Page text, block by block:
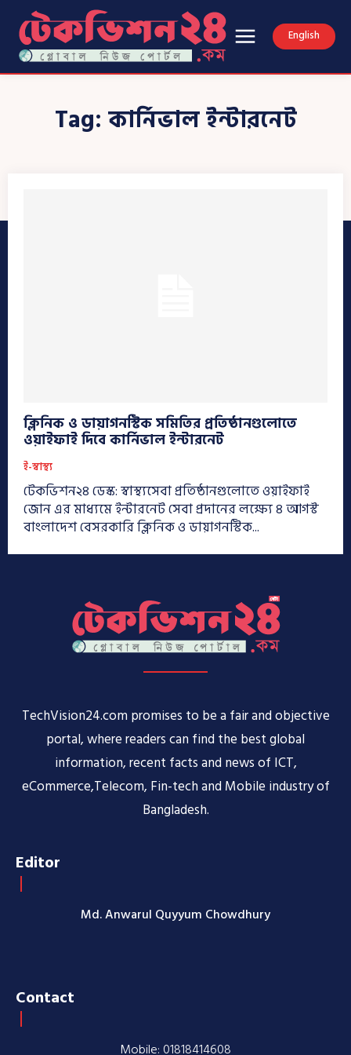
English
Tag: কার্নিভাল ইন্টারনেট
ক্লিনিক ও ডায়াগনস্টিক সমিতির প্রতিষ্ঠানগুলোতে
ওয়াইফাই দিবে কার্নিভাল ইন্টারনেট
ই-স্বাস্থ্য
টেকভিশন২৪ ডেস্ক: স্বাস্থ্যসেবা প্রতিষ্ঠানগুলোতে ওয়াইফাই
জোন এর মাধ্যমে ইন্টারনেট সেবা প্রদানের লক্ষ্যে ৪ আগস্ট
বাংলাদেশ বেসরকারি ক্লিনিক ও ডায়াগনস্টিক...
TechVision24.com promises to be a fair and objective
portal, where readers can find the best global
information, recent facts and news of ICT,
eCommerce,Telecom, Fin-tech and Mobile industry of
Bangladesh.
Editor
Md. Anwarul Quyyum Chowdhury
Contact
Mobile: 01818414608